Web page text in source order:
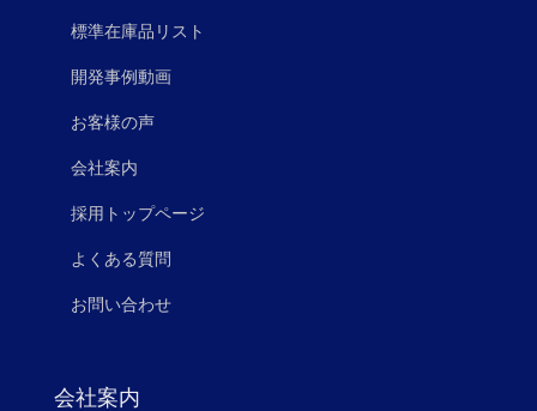
標準在庫品リスト
開発事例動画
お客様の声
会社案内
採用トップページ
よくある質問
お問い合わせ
会社案内